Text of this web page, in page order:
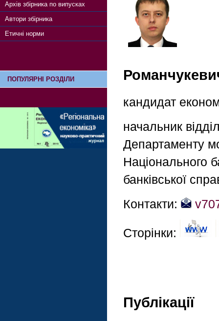
Архів збірника по випусках
Автори збірника
Етичні норми
ПОПУЛЯРНІ РОЗДІЛИ
кандидат
начальник
Департаменту
Національного
банківської
Контакти:
Сторінки:
Публікації